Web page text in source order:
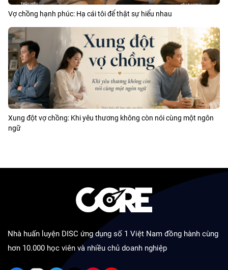
Vợ chồng hạnh phúc: Hạ cái tôi để thật sự hiểu nhau
Xung đột vợ chồng: Khi yêu thương không còn nói cùng một ngôn
ngữ
Nhà huấn luyện DISC ứng dụng số 1 Việt Nam đồng hành cùng
hơn 10.000 học viên và nhiều chủ doanh nghiệp